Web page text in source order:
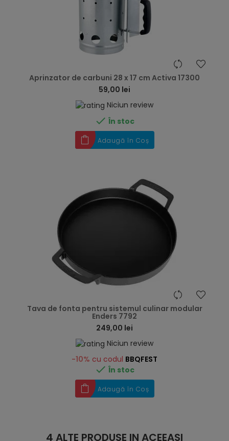
Aprinzator de carbuni 28 x 17 cm Activa 17300
59,00 lei
Niciun review
 În stoc
Adaugă în Coș
Tava de fonta pentru sistemul culinar modular
Enders 7792
249,00 lei
Niciun review
-10% cu codul BBQFEST
 În stoc
Adaugă în Coș
4 ALTE PRODUSE IN ACEEASI